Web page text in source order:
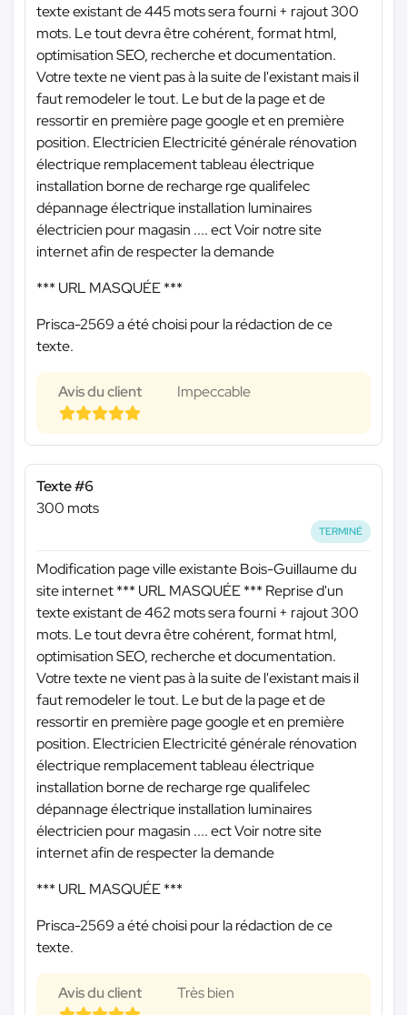
texte existant de 445 mots sera fourni + rajout 300
mots. Le tout devra être cohérent, format html,
optimisation SEO, recherche et documentation.
Votre texte ne vient pas à la suite de l'existant mais il
faut remodeler le tout. Le but de la page et de
ressortir en première page google et en première
position. Electricien Electricité générale rénovation
électrique remplacement tableau électrique
installation borne de recharge rge qualifelec
dépannage électrique installation luminaires
électricien pour magasin .... ect Voir notre site
internet afin de respecter la demande
*** URL MASQUÉE ***
Prisca-2569 a été choisi pour la rédaction de ce
texte.
Avis du client Impeccable
Texte #6
300 mots
TERMINÉ
Modification page ville existante Bois-Guillaume du
site internet*** URL MASQUÉE *** Reprise d'un
texte existant de 462 mots sera fourni + rajout 300
mots. Le tout devra être cohérent, format html,
optimisation SEO, recherche et documentation.
Votre texte ne vient pas à la suite de l'existant mais il
faut remodeler le tout. Le but de la page et de
ressortir en première page google et en première
position. Electricien Electricité générale rénovation
électrique remplacement tableau électrique
installation borne de recharge rge qualifelec
dépannage électrique installation luminaires
électricien pour magasin .... ect Voir notre site
internet afin de respecter la demande
*** URL MASQUÉE ***
Prisca-2569 a été choisi pour la rédaction de ce
texte.
Avis du client Très bien